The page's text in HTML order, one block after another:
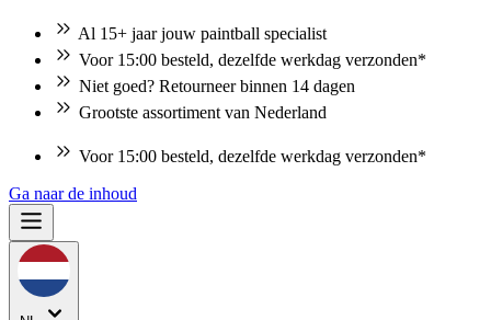
Al 15+ jaar jouw paintball specialist
Voor 15:00 besteld, dezelfde werkdag verzonden*
Niet goed? Retourneer binnen 14 dagen
Grootste assortiment van Nederland
Niet goed? Retourneer binnen 14 dagen
Ga naar de inhoud